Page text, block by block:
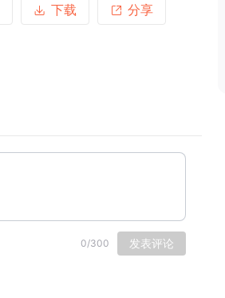
下载 分享
0/300 发表评论